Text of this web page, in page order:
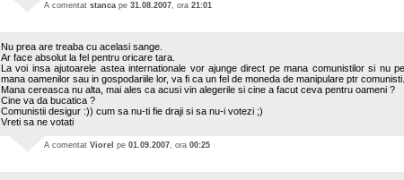
A comentat stanca pe 31.08.2007, ora 21:01
Nu prea are treaba cu acelasi sange.
Ar face absolut la fel pentru oricare tara.
La voi insa ajutoarele astea internationale vor ajunge direct pe mana comunistilor si nu pe
mana oamenilor sau in gospodariile lor, va fi ca un fel de moneda de manipulare ptr comunisti.
Mana cereasca nu alta, mai ales ca acusi vin alegerile si cine a facut ceva pentru oameni ?
Cine va da bucatica ?
Comunistii desigur :)) cum sa nu-ti fie draji si sa nu-i votezi ;)
Vreti sa ne votati
A comentat Viorel pe 01.09.2007, ora 00:25